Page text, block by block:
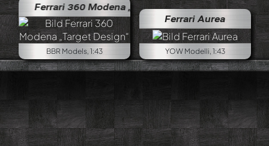
Ferrari 360 Modena „Target Design“
BBR Models, 1:43
Ferrari Aurea
YOW Modelli, 1:43